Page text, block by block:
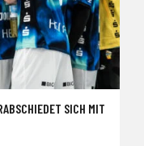
SICH MIT